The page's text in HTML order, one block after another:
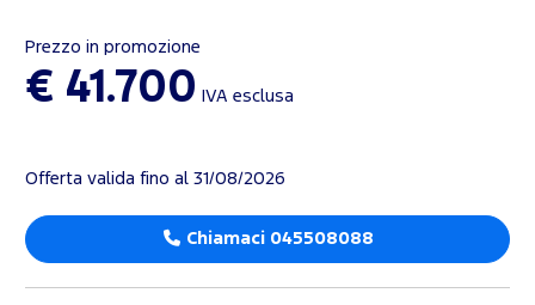
Prezzo in promozione
€ 41.700 IVA esclusa
Offerta valida fino al 31/08/2026
Chiamaci 045508088